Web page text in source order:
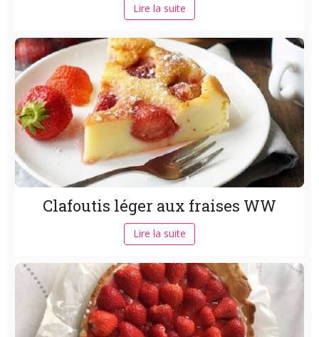
Lire la suite
Clafoutis léger aux fraises WW
Lire la suite